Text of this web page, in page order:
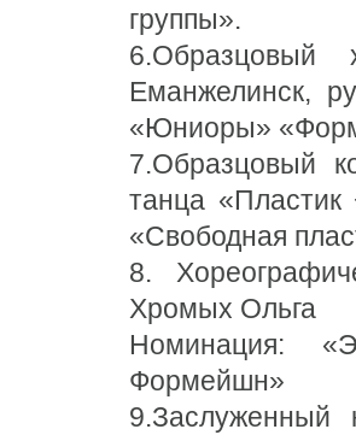
группы».
6.Образцовый
Еманжелинск,
«Юниоры»
7.Образцовый
танца «Пластик
«Свободная
8.
Хромых Ольга
Номинация:
Формейшн»
9.Заслуженный